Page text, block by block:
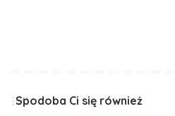
Spodoba Ci się również